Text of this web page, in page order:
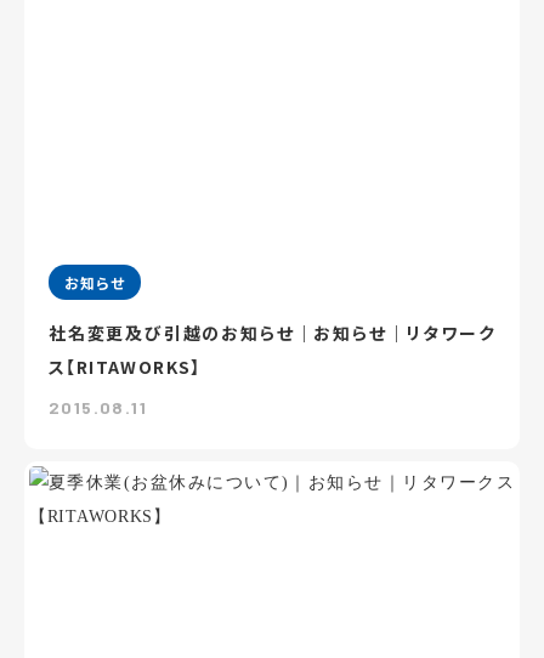
お知らせ
社名変更及び引越のお知らせ｜お知らせ｜リタワーク
ス【RITAWORKS】
2015.08.11